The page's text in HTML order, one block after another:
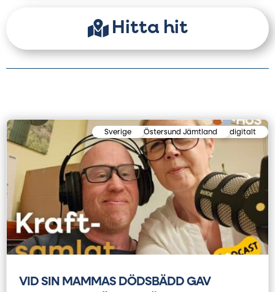
Hitta hit
digitalt
Östersund Jämtland
Sverige
VID SIN MAMMAS DÖDSBÄDD GAV